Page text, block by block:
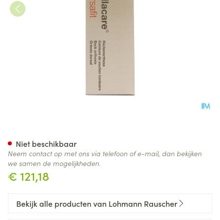
€ 121,18
Niet beschikbaar
Neem contact op met ons via telefoon of e-mail, dan bekijken
we samen de mogelijkheden.
Bekijk alle producten van Lohmann Rauscher